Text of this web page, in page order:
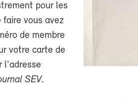
pour les
faire vous avez
de membre
votre carte de
l'adresse
SEV.